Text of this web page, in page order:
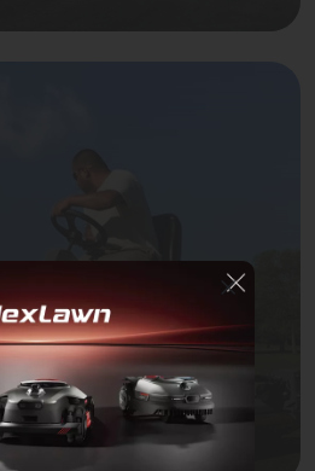
et performance : la
Salsco HP11-III